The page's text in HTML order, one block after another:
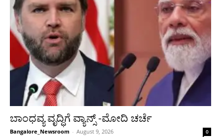
ಬಾಂಧವ್ಯ ವೃದ್ಧಿಗೆ ವ್ಯಾನ್ಸ್ -ಮೋದಿ ಚರ್ಚೆ
Bangalore_Newsroom - August 9, 2026 0